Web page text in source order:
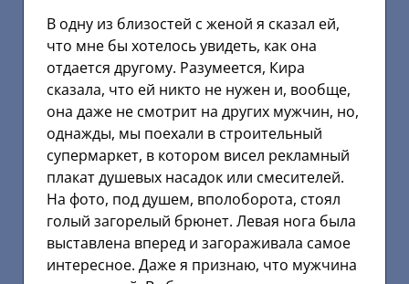
В одну из близостей с женой я сказал ей,
что мне бы хотелось увидеть, как она
отдается другому. Разумеется, Кира
сказала, что ей никто не нужен и, вообще,
она даже не смотрит на других мужчин, но,
однажды, мы поехали в строительный
супермаркет, в котором висел рекламный
плакат душевых насадок или смесителей.
На фото, под душем, вполоборота, стоял
голый загорелый брюнет. Левая нога была
выставлена вперед и загораживала самое
интересное. Даже я признаю, что мужчина